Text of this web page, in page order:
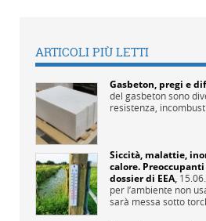
ARTICOLI PIÙ LETTI
Gasbeton, pregi e
del gasbeton sono
resistenza,
Siccità, malattie,
calore.
dossier di EEA,
per l’ambiente non
sarà messa sotto